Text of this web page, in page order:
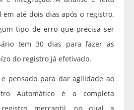
em até dois dias após o registro.
tipo de erro que precisa ser
tem 30 dias para fazer as
do registro já efetivado.
pensado para dar agilidade ao
Automático é a completa